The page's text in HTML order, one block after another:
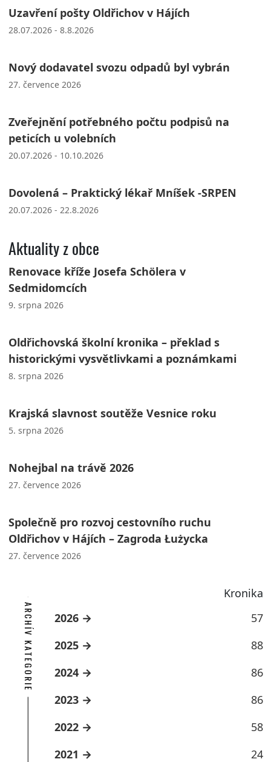
Uzavření pošty Oldřichov v Hájích
28.07.2026 - 8.8.2026
Nový dodavatel svozu odpadů byl vybrán
27. července 2026
Zveřejnění potřebného počtu podpisů na
peticích u volebních
20.07.2026 - 10.10.2026
Dovolená – Praktický lékař Mníšek -SRPEN
20.07.2026 - 22.8.2026
Aktuality z obce
Renovace kříže Josefa Schölera v
Sedmidomcích
9. srpna 2026
Oldřichovská školní kronika – překlad s
historickými vysvětlivkami a poznámkami
8. srpna 2026
Krajská slavnost soutěže Vesnice roku
5. srpna 2026
Nohejbal na trávě 2026
27. července 2026
Společně pro rozvoj cestovního ruchu
Oldřichov v Hájích – Zagroda Łużycka
27. července 2026
Kronika
ARCHÍV KATEGORIE 2026
57
2025
88
2024
86
2023
86
2022
58
2021
24